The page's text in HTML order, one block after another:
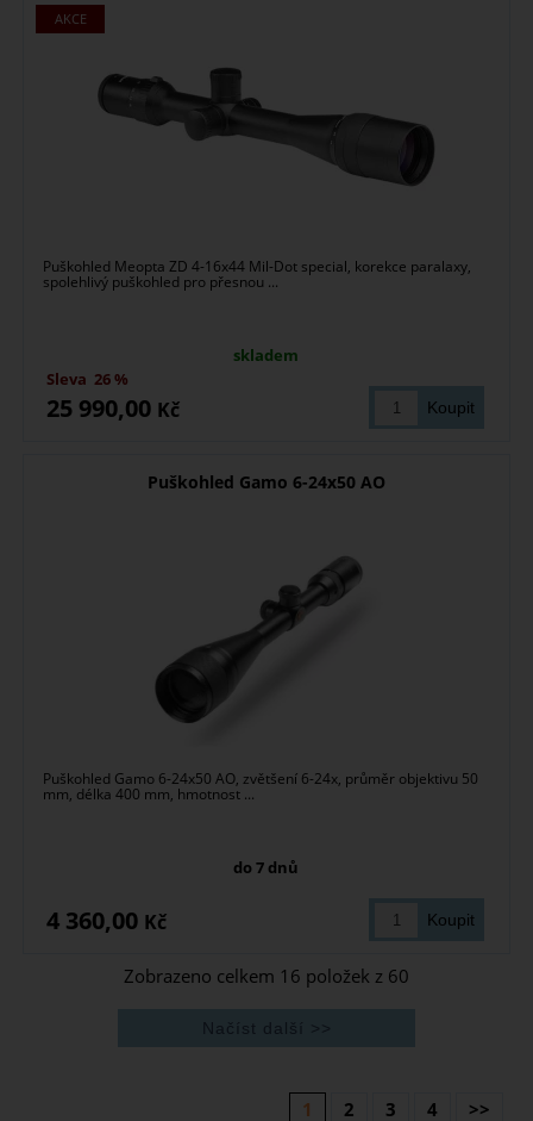
Puškohled Meopta ZD 4-16x44 Mil-Dot special, korekce paralaxy,
spolehlivý puškohled pro přesnou ...
skladem
25 990,00 Kč
Sleva 26 %
Puškohled Gamo 6-24x50 AO
Puškohled Gamo 6-24x50 AO, zvětšení 6-24x, průměr objektivu 50
mm, délka 400 mm, hmotnost ...
do 7 dnů
4 360,00 Kč
Zobrazeno celkem 16 položek z 60
1 2 3 4 >>